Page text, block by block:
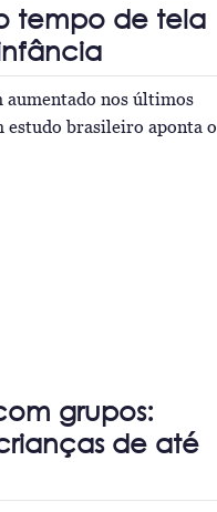
tempo de tela
aumentado nos últimos
estudo brasileiro aponta o
grupos:
de até